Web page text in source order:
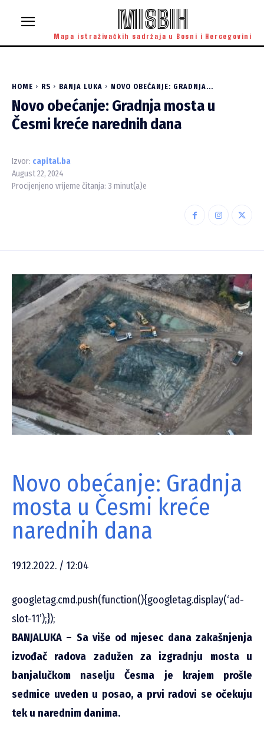
MISBIH
Mapa istraživačkih sadržaja u Bosni i Hercegovini
HOME RS BANJA LUKA NOVO OBEĆANJE: GRADNJA...
Novo obećanje: Gradnja mosta u
Česmi kreće narednih dana
Izvor: capital.ba
August 22, 2024
Procijenjeno vrijeme čitanja: 3 minut(a)e
Novo obećanje: Gradnja
mosta u Česmi kreće
narednih dana
19.12.2022. / 12:04
googletag.cmd.push(function(){googletag.display(‘ad-
slot-11’);});
BANJALUKA – Sa više od mjesec dana zakašnjenja
izvođač radova zadužen za izgradnju mosta u
banjalučkom naselju Česma je krajem prošle
sedmice uveden u posao, a prvi radovi se očekuju
tek u narednim danima.